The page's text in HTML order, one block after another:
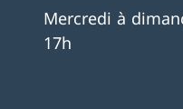
Mercredi à
17h